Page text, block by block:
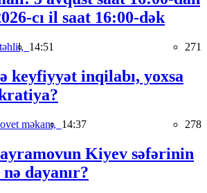
cı il saat 16:00-dək
14:51 271
keyfiyyət inqilabı, yoxsa
məkanı, 14:37 278
Kiyev səfərinin
dayanır?